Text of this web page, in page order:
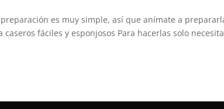
es muy simple, así que anímate a
fáciles y esponjosos Para hacerlas solo